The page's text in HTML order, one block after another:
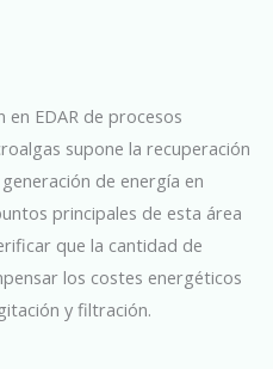
en EDAR de procesos
supone la recuperación
de energía en
principales de esta área
que la cantidad de
los costes energéticos
y filtración.